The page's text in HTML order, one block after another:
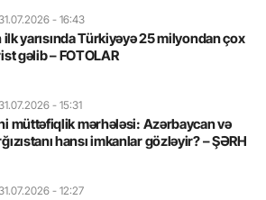
- 16:43
ilk yarısında Türkiyəyə 25 milyondan çox
gəlib – FOTOLAR
- 15:31
müttəfiqlik mərhələsi: Azərbaycan və
hansı imkanlar gözləyir? – ŞƏRH
- 12:27